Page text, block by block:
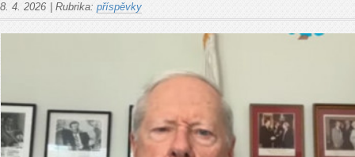
8. 4. 2026 Rubrika: příspěvky